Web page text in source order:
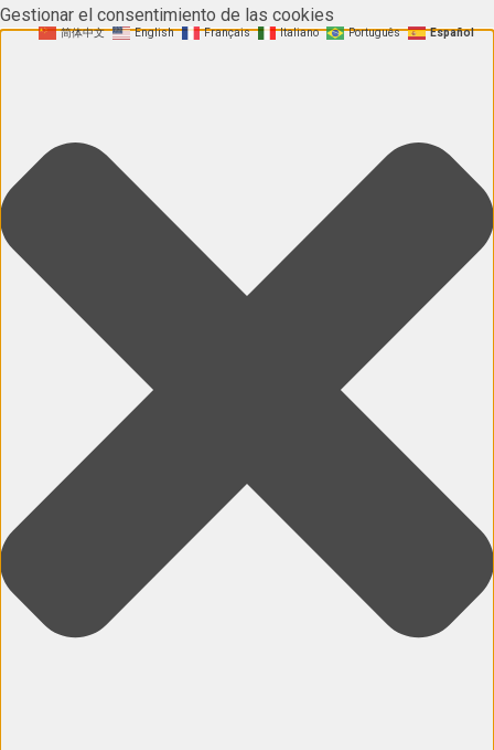
Gestionar el consentimiento de las cookies
简体中文 English Français Italiano Português Español